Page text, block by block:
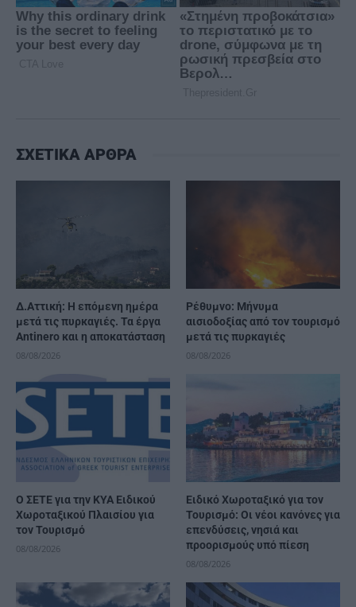
ΣΧΕΤΙΚΑ ΑΡΘΡΑ
Δ.Αττική: Η επόμενη ημέρα
μετά τις πυρκαγιές. Τα έργα
Antinero και η αποκατάσταση
08/08/2026
Ρέθυμνο: Μήνυμα
αισιοδοξίας από τον τουρισμό
μετά τις πυρκαγιές
08/08/2026
Ο ΣΕΤΕ για την ΚΥΑ Ειδικού
Χωροταξικού Πλαισίου για
τον Τουρισμό
08/08/2026
Ειδικό Χωροταξικό για τον
Τουρισμό: Οι νέοι κανόνες για
επενδύσεις, νησιά και
προορισμούς υπό πίεση
08/08/2026